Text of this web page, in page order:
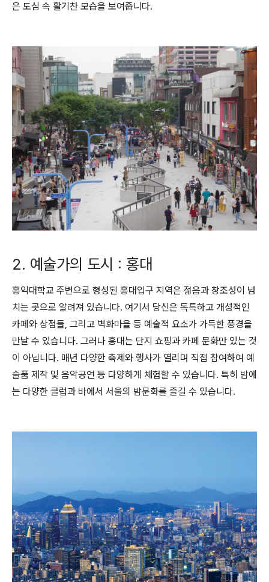
은 도심 속 활기찬 모습을 보여줍니다.
2. 예술가의 도시 : 홍대
홍익대학교 주변으로 형성된 홍대입구 지역은 젊음과 창조성이 넘
치는 곳으로 알려져 있습니다. 여기서 당신은 독특하고 개성적인
카페와 상점들, 그리고 벽화마을 등 예술적 요소가 가득한 풍경을
만날 수 있습니다. 그러나 홍대는 단지 쇼핑과 카페 문화만 있는 것
이 아닙니다. 매년 다양한 축제와 행사가 열리며 직접 참여하여 예
술품 제작 및 음악공연 등 다양하게 체험할 수 있습니다. 특히 밤에
는 다양한 클럽과 바에서 서울의 밤문화를 즐길 수 있습니다.